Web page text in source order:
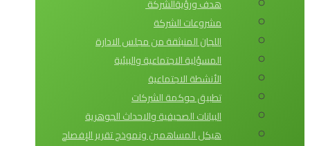
هدف ورؤيةالشركة
مشروعات الشركة
اللجان المنبثقة من مجلس الادارة
المسؤلية الاجتماعية والبيئية
الأنشطة الاجتماعية
تطبيق حوكمة الشركات
البيانات الصحيفية والاحداث الجوهرية
هيكل المساهمين ونموذج تقرير الإفصاح